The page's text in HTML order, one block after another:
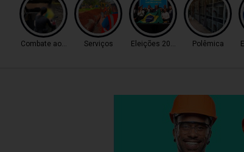
Combate ao TráficoServiços Eleições 2026 Polêmica